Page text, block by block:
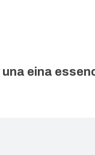
una eina